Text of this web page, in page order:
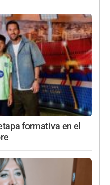
formativa en el